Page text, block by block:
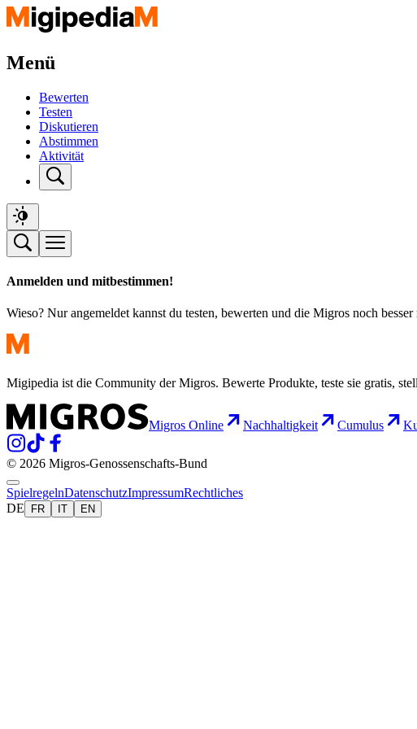
Menü
Bewerten
Testen
Diskutieren
Abstimmen
Aktivität
Anmelden und mitbestimmen!
Wieso? Nur angemeldet kannst du testen, bewerten und die Migros noch besser
Migipedia ist die Community der Migros. Bewerte Produkte, teste sie gratis,
Migros Online Nachhaltigkeit Cumulus
© 2026 Migros-Genossenschafts-Bund
SpielregelnDatenschutzImpressumRechtliches
DE
FR IT EN